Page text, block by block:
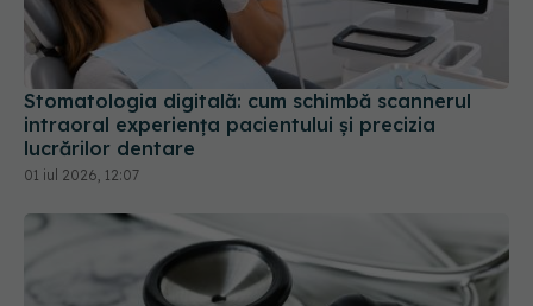
Stomatologia digitală: cum schimbă scannerul
intraoral experiența pacientului și precizia
lucrărilor dentare
01 iul 2026, 12:07